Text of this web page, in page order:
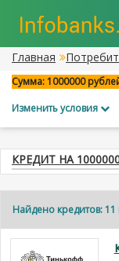
Главная
КРЕДИТ НА
Сумма: 1000000
Изменить условия
Найдено кредитов: 11